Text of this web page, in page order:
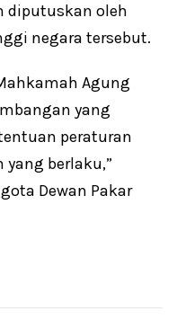
diputuskan oleh
negara tersebut.
Agung
yang
peraturan
berlaku,”
Dewan Pakar